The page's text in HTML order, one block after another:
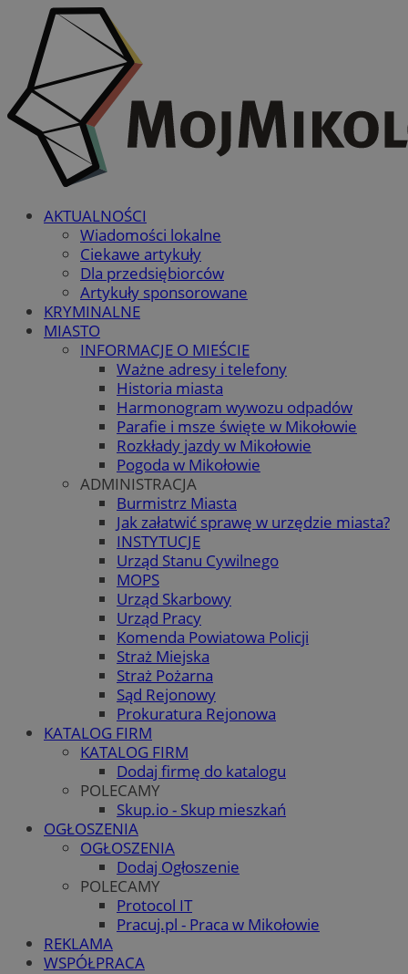
AKTUALNOŚCI
Wiadomości lokalne
Ciekawe artykuły
Dla przedsiębiorców
Artykuły sponsorowane
KRYMINALNE
MIASTO
INFORMACJE O MIEŚCIE
Ważne adresy i telefony
Historia miasta
Harmonogram wywozu odpadów
Parafie i msze święte w Mikołowie
Rozkłady jazdy w Mikołowie
Pogoda w Mikołowie
ADMINISTRACJA
Burmistrz Miasta
Jak załatwić sprawę w urzędzie miasta?
INSTYTUCJE
Urząd Stanu Cywilnego
MOPS
Urząd Skarbowy
Urząd Pracy
Komenda Powiatowa Policji
Straż Miejska
Straż Pożarna
Sąd Rejonowy
Prokuratura Rejonowa
KATALOG FIRM
KATALOG FIRM
Dodaj firmę do katalogu
POLECAMY
Skup.io - Skup mieszkań
OGŁOSZENIA
OGŁOSZENIA
Dodaj Ogłoszenie
POLECAMY
Protocol IT
Pracuj.pl - Praca w Mikołowie
REKLAMA
WSPÓŁPRACA